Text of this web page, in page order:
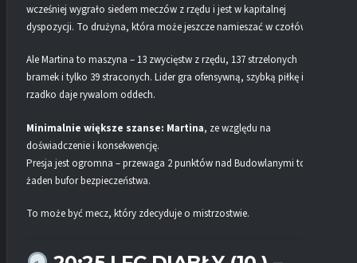
wcześniej wygrało siedem meczów z rzędu i jest w kapitalnej
dyspozycji. To drużyna, która może jeszcze namieszać w czołówce.
Ale Martina to maszyna – 13 zwycięstw z rzędu, 137 strzelonych
bramek i tylko 39 straconych. Lider gra ofensywną, szybką piłkę i
rzadko daje rywalom oddech.
Minimalnie większe szanse: Martina, ze względu na
doświadczenie i konsekwencję.
Presja jest ogromna – przewaga 2 punktów nad Budowlanymi to
żaden bufor bezpieczeństwa.
To może być mecz, który zdecyduje o mistrzostwie.